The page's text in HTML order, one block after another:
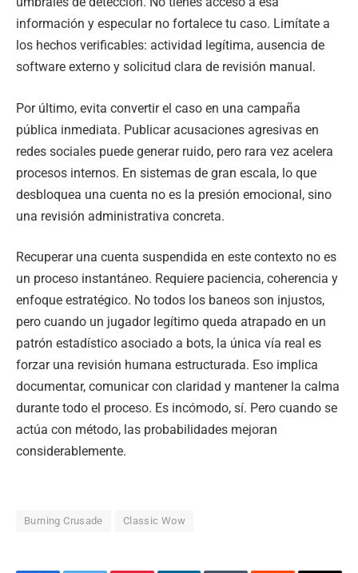
información y especular no fortalece tu caso. Limítate a
los hechos verificables: actividad legítima, ausencia de
software externo y solicitud clara de revisión manual.
Por último, evita convertir el caso en una campaña
pública inmediata. Publicar acusaciones agresivas en
redes sociales puede generar ruido, pero rara vez acelera
procesos internos. En sistemas de gran escala, lo que
desbloquea una cuenta no es la presión emocional, sino
una revisión administrativa concreta.
Recuperar una cuenta suspendida en este contexto no es
un proceso instantáneo. Requiere paciencia, coherencia y
enfoque estratégico. No todos los baneos son injustos,
pero cuando un jugador legítimo queda atrapado en un
patrón estadístico asociado a bots, la única vía real es
forzar una revisión humana estructurada. Eso implica
documentar, comunicar con claridad y mantener la calma
durante todo el proceso. Es incómodo, sí. Pero cuando se
actúa con método, las probabilidades mejoran
considerablemente.
Burning Crusade Classic Wow